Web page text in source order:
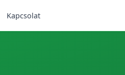
Kapcsolat